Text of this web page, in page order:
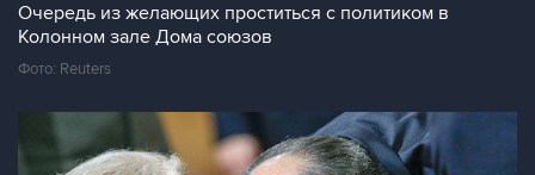
Очередь из желающих проститься с политиком в
Колонном зале Дома союзов
Фото: Reuters